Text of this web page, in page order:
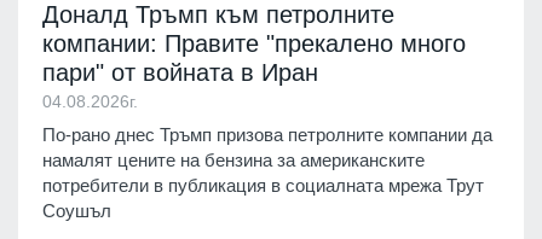
Доналд Тръмп към петролните
компании: Правите "прекалено много
пари" от войната в Иран
04.08.2026г.
По-рано днес Тръмп призова петролните компании да
намалят цените на бензина за американските
потребители в публикация в социалната мрежа Трут
Соушъл